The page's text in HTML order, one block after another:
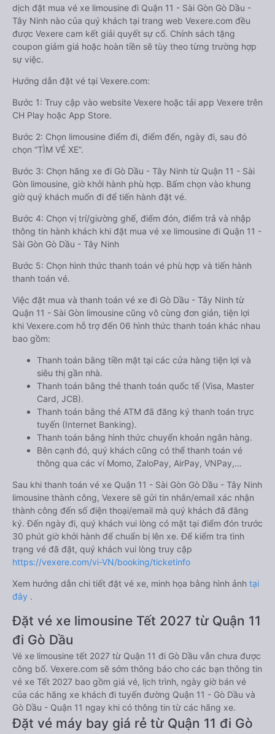
dịch đặt mua vé xe limousine đi Quận 11 - Sài Gòn Gò Dầu -
Tây Ninh nào của quý khách tại trang web Vexere.com đều
được Vexere cam kết giải quyết sự cố. Chính sách tặng
coupon giảm giá hoặc hoàn tiền sẽ tùy theo từng trường hợp
sự việc.
Hướng dẫn đặt vé tại Vexere.com:
Bước 1: Truy cập vào website Vexere hoặc tải app Vexere trên
CH Play hoặc App Store.
Bước 2: Chọn limousine điểm đi, điểm đến, ngày đi, sau đó
chọn “TÌM VÉ XE”.
Bước 3: Chọn hãng xe đi Gò Dầu - Tây Ninh từ Quận 11 - Sài
Gòn limousine, giờ khởi hành phù hợp. Bấm chọn vào khung
giờ quý khách muốn đi để tiến hành đặt vé.
Bước 4: Chọn vị trí/giường ghế, điểm đón, điểm trả và nhập
thông tin hành khách khi đặt mua vé xe limousine đi Quận 11 -
Sài Gòn Gò Dầu - Tây Ninh
Bước 5: Chọn hình thức thanh toán vé phù hợp và tiến hành
thanh toán vé.
Việc đặt mua và thanh toán vé xe đi Gò Dầu - Tây Ninh từ
Quận 11 - Sài Gòn limousine cũng vô cùng đơn giản, tiện lợi
khi Vexere.com hỗ trợ đến 06 hình thức thanh toán khác nhau
bao gồm:
Thanh toán bằng tiền mặt tại các cửa hàng tiện lợi và
siêu thị gần nhà.
Thanh toán bằng thẻ thanh toán quốc tế (Visa, Master
Card, JCB).
Thanh toán bằng thẻ ATM đã đăng ký thanh toán trực
tuyến (Internet Banking).
Thanh toán bằng hình thức chuyển khoản ngân hàng.
Bên cạnh đó, quý khách cũng có thể thanh toán vé
thông qua các ví Momo, ZaloPay, AirPay, VNPay,…
Sau khi thanh toán vé xe Quận 11 - Sài Gòn Gò Dầu - Tây Ninh
limousine thành công, Vexere sẽ gửi tin nhắn/email xác nhận
thành công đến số điện thoại/email mà quý khách đã đăng
ký. Đến ngày đi, quý khách vui lòng có mặt tại điểm đón trước
30 phút giờ khởi hành để chuẩn bị lên xe. Để kiểm tra tình
trạng vé đã đặt, quý khách vui lòng truy cập
https://vexere.com/vi-VN/booking/ticketinfo
Xem hướng dẫn chi tiết đặt vé xe, minh họa bằng hình ảnh tại
đây .
Đặt vé xe limousine Tết 2027 từ Quận 11
đi Gò Dầu
Vé xe limousine tết 2027 từ Quận 11 đi Gò Dầu vẫn chưa được
công bố. Vexere.com sẽ sớm thông báo cho các bạn thông tin
vé xe Tết 2027 bao gồm giá vé, lịch trình, ngày giờ bán vé
của các hãng xe khách đi tuyến đường Quận 11 - Gò Dầu và
Gò Dầu - Quận 11 ngay khi có thông tin từ các hãng xe.
Đặt vé máy bay giá rẻ từ Quận 11 đi Gò